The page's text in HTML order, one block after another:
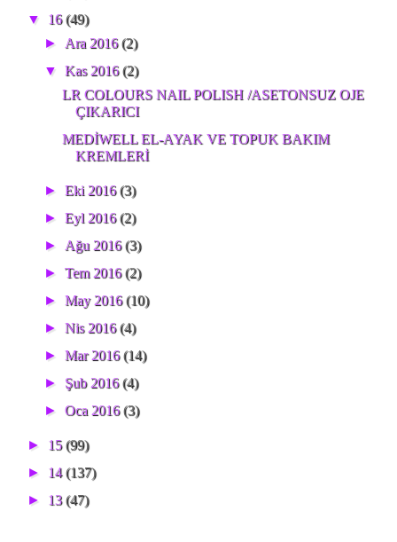
▼ 16(49)
► Ara 2016(2)
▼Kas 2016(2)
LR COLOURS NAIL POLISH /ASETONSUZ OJE
ÇIKARICI
MEDİWELL EL-AYAK VE TOPUK BAKIM
KREMLERİ
►Eki 2016(3)
►Eyl 2016(2)
► Ağu 2016(3)
►Tem 2016(2)
►May 2016(10)
►Nis 2016(4)
►Mar 2016(14)
► Şub 2016(4)
►Oca 2016(3)
► 15(99)
► 14(137)
► 13(47)